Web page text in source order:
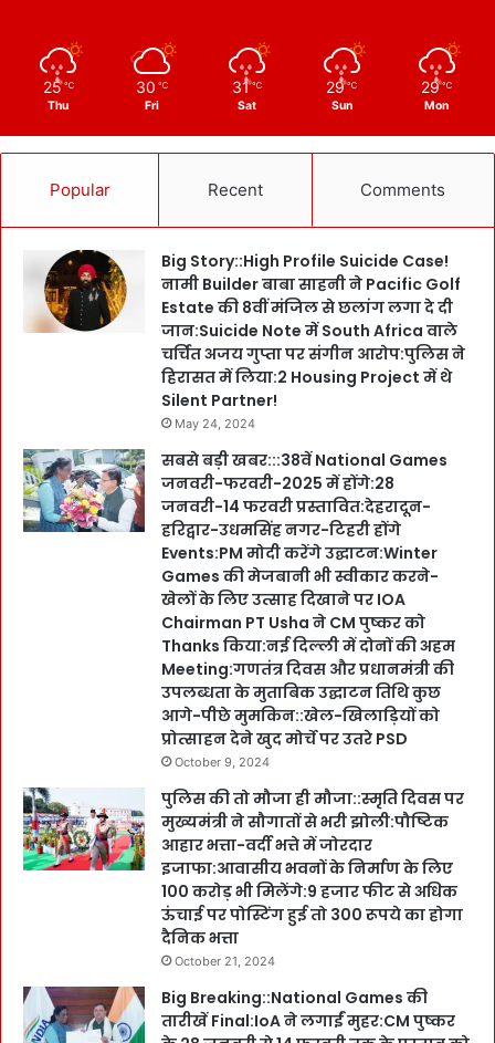
25 ℃
Thu
30 ℃
Fri
31 ℃
Sat
29 ℃
Sun
29 ℃
Mon
Popular Recent Comments
Big Story::High Profile Suicide Case!
नामी Builder बाबा साहनी ने Pacific Golf
Estate की 8वीं मंजिल से छलांग लगा दे दी
जान:Suicide Note में South Africa वाले
चर्चित अजय गुप्ता पर संगीन आरोप:पुलिस ने
हिरासत में लिया:2 Housing Project में थे
Silent Partner!
May 24, 2024
सबसे बड़ी खबर:::38वें National Games
जनवरी-फरवरी-2025 में होंगे:28
जनवरी-14 फरवरी प्रस्तावित:देहरादून-
हरिद्वार-उधमसिंह नगर-टिहरी होंगे
Events:PM मोदी करेंगे उद्घाटन:Winter
Games की मेजबानी भी स्वीकार करने-
खेलों के लिए उत्साह दिखाने पर IOA
Chairman PT Usha ने CM पुष्कर को
Thanks किया:नई दिल्ली में दोनों की अहम
Meeting:गणतंत्र दिवस और प्रधानमंत्री की
उपलब्धता के मुताबिक उद्घाटन तिथि कुछ
आगे-पीछे मुमकिन::खेल-खिलाड़ियों को
प्रोत्साहन देने खुद मोर्चे पर उतरे PSD
October 9, 2024
पुलिस की तो मौजा ही मौजा::स्मृति दिवस पर
मुख्यमंत्री ने सौगातों से भरी झोली:पौष्टिक
आहार भत्ता-वर्दी भत्ते में जोरदार
इजाफा:आवासीय भवनों के निर्माण के लिए
100 करोड़ भी मिलेंगे:9 हजार फीट से अधिक
ऊंचाई पर पोस्टिंग हुई तो 300 रूपये का होगा
दैनिक भत्ता
October 21, 2024
Big Breaking::National Games की
तारीखें Final:IoA ने लगाईं मुहर:CM पुष्कर